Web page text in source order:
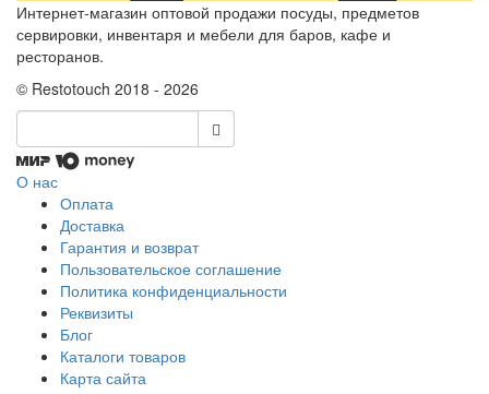
Интернет-магазин оптовой продажи посуды, предметов
сервировки, инвентаря и мебели для баров, кафе и
ресторанов.
© Restotouch 2018 - 2026
О нас
Оплата
Доставка
Гарантия и возврат
Пользовательское соглашение
Политика конфиденциальности
Реквизиты
Блог
Каталоги товаров
Карта сайта